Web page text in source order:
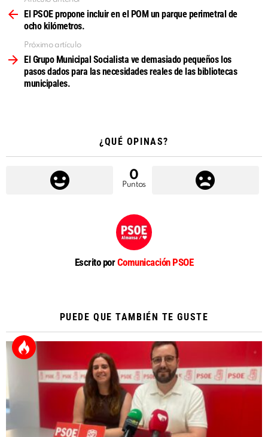
más
El PSOE propone incluir en el POM un parque perimetral de
ocho kilómetros.
Próximo artículo
El Grupo Municipal Socialista ve demasiado pequeños los
pasos dados para las necesidades reales de las bibliotecas
municipales.
¿QUÉ OPINAS?
0
Puntos
Escrito porComunicación PSOE
PUEDE QUE TAMBIÉN TE GUSTE